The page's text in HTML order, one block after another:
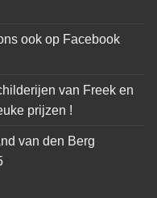
ook op Facebook
van Freek en
prijzen !
van den Berg